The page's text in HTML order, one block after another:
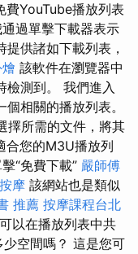
費YouTube播放列表
過單擊下載器表示
供諸如下載列表，
該軟件在瀏覽器中
檢測到。 我們進入
相關的播放列表。
擇所需的文件，將其
合您的M3U播放列
“免費下載” 嚴師傅
摩 該網站也是類似
推薦 按摩課程台北
以在播放列表中共
空間嗎？ 這是您可